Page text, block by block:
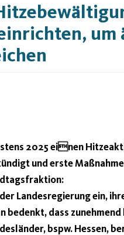
um
2025 einen
und erste
Landesregierung ein,
bedenkt, dass
bspw. Hessen,